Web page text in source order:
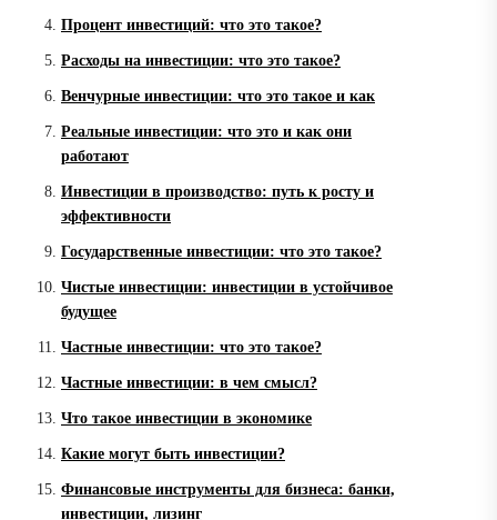
Процент инвестиций: что это такое?
Расходы на инвестиции: что это такое?
Венчурные инвестиции: что это такое и как
Реальные инвестиции: что это и как они
работают
Инвестиции в производство: путь к росту и
эффективности
Государственные инвестиции: что это такое?
Чистые инвестиции: инвестиции в устойчивое
будущее
Частные инвестиции: что это такое?
Частные инвестиции: в чем смысл?
Что такое инвестиции в экономике
Какие могут быть инвестиции?
Финансовые инструменты для бизнеса: банки,
инвестиции, лизинг